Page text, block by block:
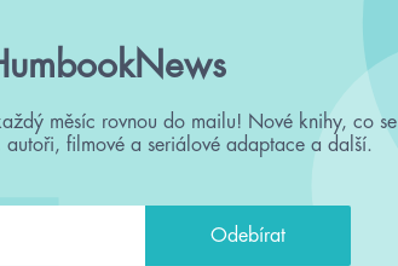
měsíc rovnou do mailu! Nové knihy, co se
autoři, filmové a seriálové adaptace a další.